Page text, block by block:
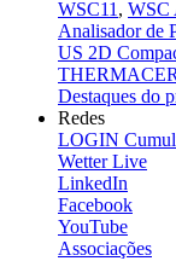
WSC11, WSC
Analisador de
US 2D
Destaques do
Redes
LOGIN
Wetter Live
LinkedIn
Facebook
YouTube
Associações